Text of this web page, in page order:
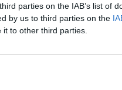
parties on the IAB’s list of
by us to third parties on the
to other third parties.
Incendiul a fost favorizat...
stâng